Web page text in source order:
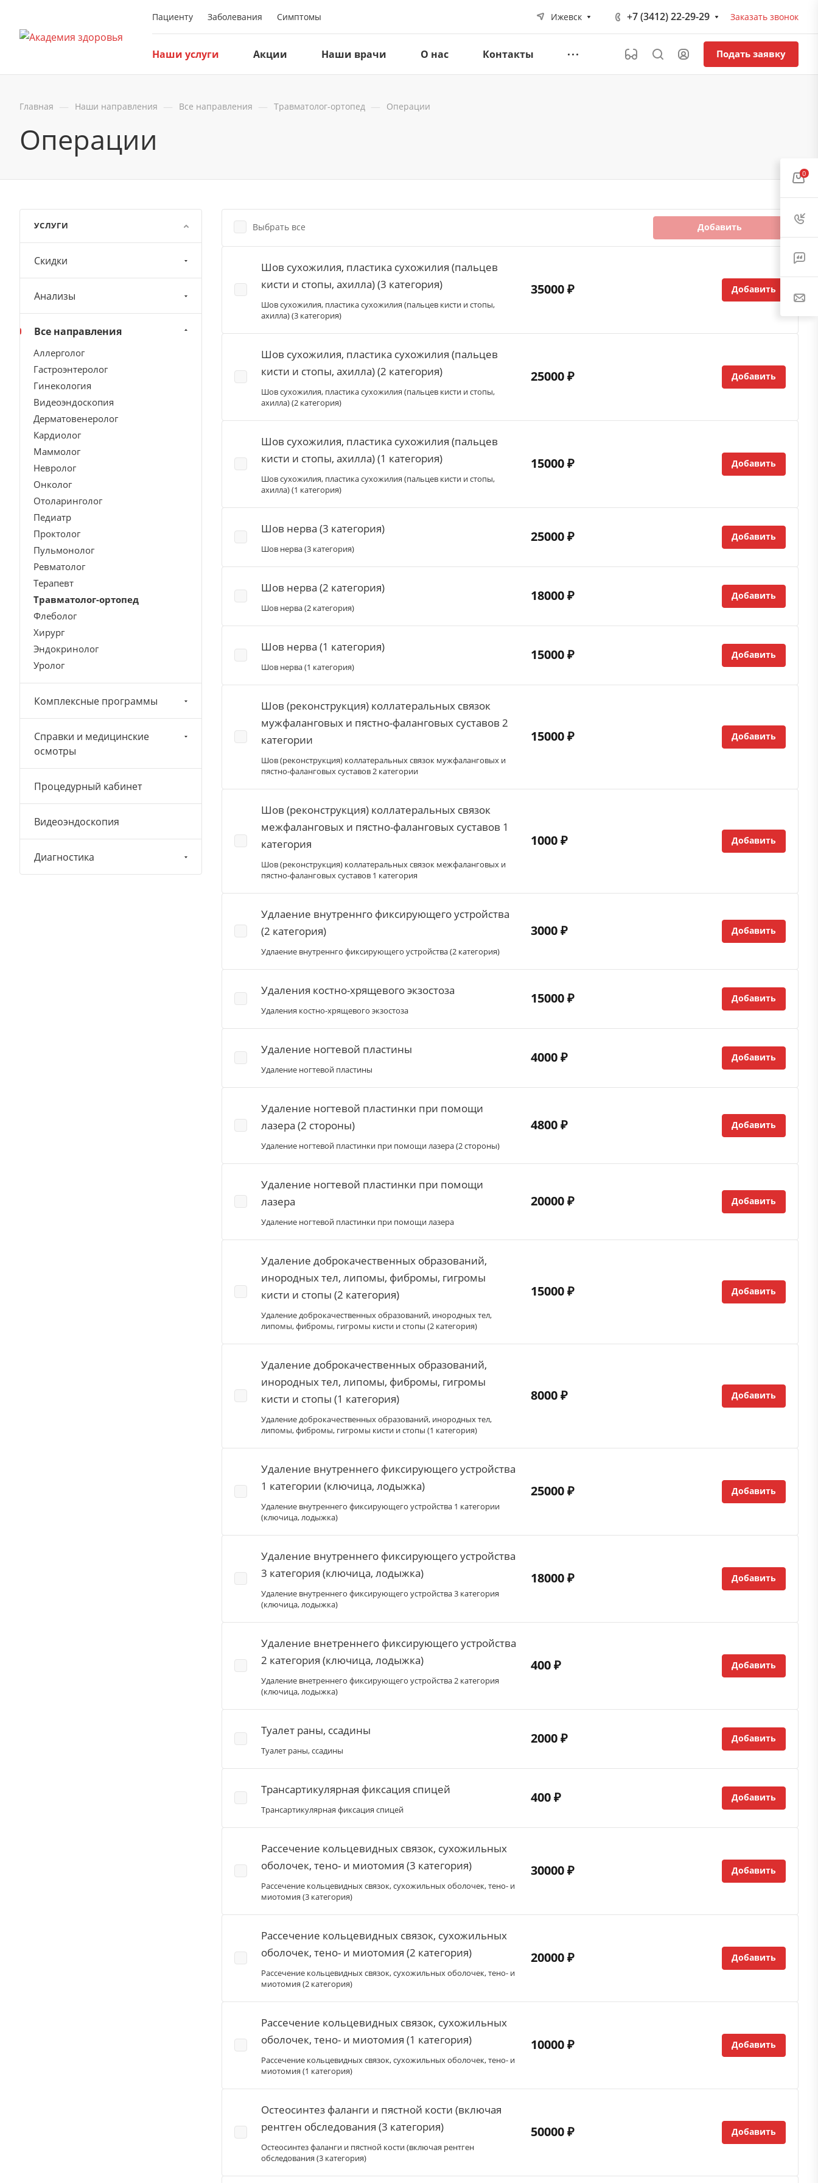
Пациенту Заболевания Симптомы Ижевск +7 (3412) 22-29-29 Заказать звонок
Наши услуги Акции Наши врачи О нас Контакты Подать заявку
Главная — Наши направления — Все направления — Травматолог-ортопед — Операции
Операции
Выбрать все Добавить
Шов сухожилия, пластика сухожилия (пальцев
кисти и стопы, ахилла) (3 категория)
Шов сухожилия, пластика сухожилия (пальцев кисти и стопы,
ахилла) (3 категория)
35000 ₽ Добавить
Шов сухожилия, пластика сухожилия (пальцев
кисти и стопы, ахилла) (2 категория)
Шов сухожилия, пластика сухожилия (пальцев кисти и стопы,
ахилла) (2 категория)
25000 ₽ Добавить
Шов сухожилия, пластика сухожилия (пальцев
кисти и стопы, ахилла) (1 категория)
Шов сухожилия, пластика сухожилия (пальцев кисти и стопы,
ахилла) (1 категория)
15000 ₽ Добавить
Шов нерва (3 категория)
Шов нерва (3 категория)
25000 ₽ Добавить
Шов нерва (2 категория)
Шов нерва (2 категория)
18000 ₽ Добавить
Шов нерва (1 категория)
Шов нерва (1 категория)
15000 ₽ Добавить
Шов (реконструкция) коллатеральных связок
мужфаланговых и пястно-фаланговых суставов 2
категории
Шов (реконструкция) коллатеральных связок мужфаланговых и
пястно-фаланговых суставов 2 категории
15000 ₽ Добавить
Шов (реконструкция) коллатеральных связок
межфаланговых и пястно-фаланговых суставов 1
категория
Шов (реконструкция) коллатеральных связок межфаланговых и
пястно-фаланговых суставов 1 категория
1000 ₽ Добавить
Удлаение внутреннго фиксирующего устройства
(2 категория)
Удлаение внутреннго фиксирующего устройства (2 категория)
3000 ₽ Добавить
Удаления костно-хрящевого экзостоза
Удаления костно-хрящевого экзостоза
15000 ₽ Добавить
Удаление ногтевой пластины
Удаление ногтевой пластины
4000 ₽ Добавить
Удаление ногтевой пластинки при помощи
лазера (2 стороны)
Удаление ногтевой пластинки при помощи лазера (2 стороны)
4800 ₽ Добавить
Удаление ногтевой пластинки при помощи
лазера
Удаление ногтевой пластинки при помощи лазера
20000 ₽ Добавить
Удаление доброкачественных образований,
инородных тел, липомы, фибромы, гигромы
кисти и стопы (2 категория)
Удаление доброкачественных образований, инородных тел,
липомы, фибромы, гигромы кисти и стопы (2 категория)
15000 ₽ Добавить
Удаление доброкачественных образований,
инородных тел, липомы, фибромы, гигромы
кисти и стопы (1 категория)
Удаление доброкачественных образований, инородных тел,
липомы, фибромы, гигромы кисти и стопы (1 категория)
8000 ₽ Добавить
Удаление внутреннего фиксирующего устройства
1 категории (ключица, лодыжка)
Удаление внутреннего фиксирующего устройства 1 категории
(ключица, лодыжка)
25000 ₽ Добавить
Удаление внутреннего фиксирующего устройства
3 категория (ключица, лодыжка)
Удаление внутреннего фиксирующего устройства 3 категория
(ключица, лодыжка)
18000 ₽ Добавить
Удаление внетреннего фиксирующего устройства
2 категория (ключица, лодыжка)
Удаление внетреннего фиксирующего устройства 2 категория
(ключица, лодыжка)
400 ₽ Добавить
Туалет раны, ссадины
Туалет раны, ссадины
2000 ₽ Добавить
Трансартикулярная фиксация спицей
Трансартикулярная фиксация спицей
400 ₽ Добавить
Рассечение кольцевидных связок, сухожильных
оболочек, тено- и миотомия (3 категория)
Рассечение кольцевидных связок, сухожильных оболочек, тено- и
миотомия (3 категория)
30000 ₽ Добавить
Рассечение кольцевидных связок, сухожильных
оболочек, тено- и миотомия (2 категория)
Рассечение кольцевидных связок, сухожильных оболочек, тено- и
миотомия (2 категория)
20000 ₽ Добавить
Рассечение кольцевидных связок, сухожильных
оболочек, тено- и миотомия (1 категория)
Рассечение кольцевидных связок, сухожильных оболочек, тено- и
миотомия (1 категория)
10000 ₽ Добавить
Остеосинтез фаланги и пястной кости (включая
рентген обследования (3 категория)
Остеосинтез фаланги и пястной кости (включая рентген
обследования (3 категория)
50000 ₽ Добавить
УСЛУГИ
Скидки
Анализы
Все направления
Аллерголог
Гастроэнтеролог
Гинекология
Видеоэндоскопия
Дерматовенеролог
Кардиолог
Маммолог
Невролог
Онколог
Отоларинголог
Педиатр
Проктолог
Пульмонолог
Ревматолог
Терапевт
Травматолог-ортопед
Флеболог
Хирург
Эндокринолог
Уролог
Комплексные программы
Справки и медицинские
осмотры
Процедурный кабинет
Видеоэндоскопия
Диагностика
0